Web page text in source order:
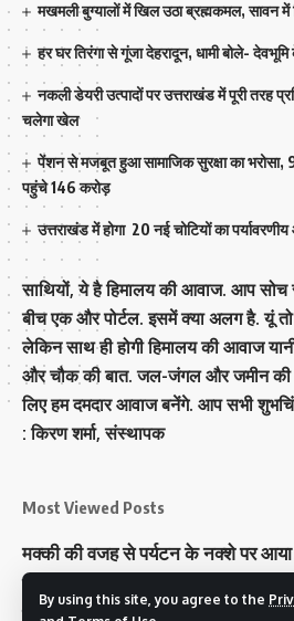
By using this site, you agree to the
मखमली बुग्यालों में खिल उठा ब्रह्मकमल, सावन
हर घर तिरंगा से गूंजा देहरादून, धामी बोले-
नकली डेयरी उत्पादों पर उत्तराखंड में पूरी तरह
चलेगा खेल
पेंशन से मजबूत हुआ सामाजिक सुरक्षा का भरोसा,
पहुंचे 146 करोड़
उत्तराखंड में होगा 20 नई चोटियों का
साथियों, ये है हिमालय की आवाज. आप सोच
बीच एक और पोर्टल. इसमें क्या अलग है. यूं तो
लेकिन साथ ही होगी हिमालय की आवाज
और चौक की बात. जल-जंगल और जमीन की
लिए हम दमदार आवाज बनेंगे. आप सभी
: किरण शर्मा, संस्‍थापक
Most Viewed Posts
मक्‍की की वजह से पर्यटन के नक्‍शे पर आया
राज्य में 12 पी माइनस थ्री पोलिंग स्टेशन
टिहरी राजपरिवार के पास 200 करोड से